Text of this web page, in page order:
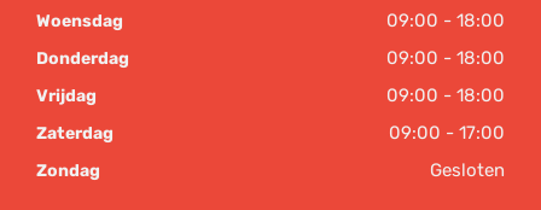
Woensdag 09:00 - 18:00
Donderdag 09:00 - 18:00
Vrijdag 09:00 - 18:00
Zaterdag 09:00 - 17:00
Zondag Gesloten